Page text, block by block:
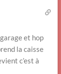
et hop
la caisse
c’est à